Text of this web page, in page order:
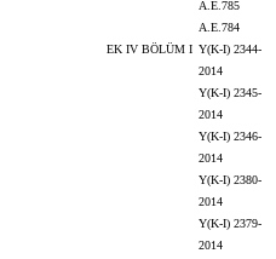
A.E.785
A.E.784
EK IV BÖLÜM I Y(K-I) 2344-
2014
Y(K-I) 2345-
2014
Y(K-I) 2346-
2014
Y(K-I) 2380-
2014
Y(K-I) 2379-
2014